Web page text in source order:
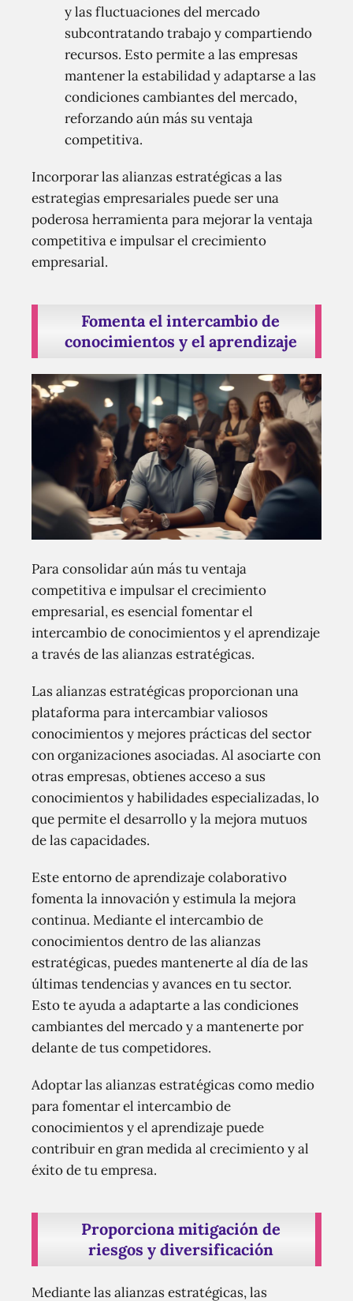
y las fluctuaciones del mercado
subcontratando trabajo y compartiendo
recursos. Esto permite a las empresas
mantener la estabilidad y adaptarse a las
condiciones cambiantes del mercado,
reforzando aún más su ventaja
competitiva.
Incorporar las alianzas estratégicas a las
estrategias empresariales puede ser una
poderosa herramienta para mejorar la ventaja
competitiva e impulsar el crecimiento
empresarial.
Fomenta el intercambio de
conocimientos y el aprendizaje
Para consolidar aún más tu ventaja
competitiva e impulsar el crecimiento
empresarial, es esencial fomentar el
intercambio de conocimientos y el aprendizaje
a través de las alianzas estratégicas.
Las alianzas estratégicas proporcionan una
plataforma para intercambiar valiosos
conocimientos y mejores prácticas del sector
con organizaciones asociadas. Al asociarte con
otras empresas, obtienes acceso a sus
conocimientos y habilidades especializadas, lo
que permite el desarrollo y la mejora mutuos
de las capacidades.
Este entorno de aprendizaje colaborativo
fomenta la innovación y estimula la mejora
continua. Mediante el intercambio de
conocimientos dentro de las alianzas
estratégicas, puedes mantenerte al día de las
últimas tendencias y avances en tu sector.
Esto te ayuda a adaptarte a las condiciones
cambiantes del mercado y a mantenerte por
delante de tus competidores.
Adoptar las alianzas estratégicas como medio
para fomentar el intercambio de
conocimientos y el aprendizaje puede
contribuir en gran medida al crecimiento y al
éxito de tu empresa.
Proporciona mitigación de
riesgos y diversificación
Mediante las alianzas estratégicas, las